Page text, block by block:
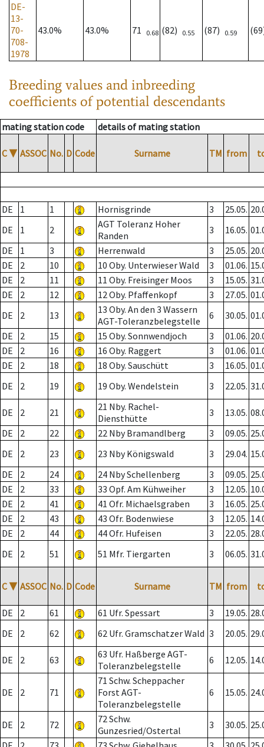
DE-
13-
70-
708-
1978
43.0% 43.0% 71 0.68 (82) 0.55 (87) 0.59
Breeding values and inbreeding
coefficients of potential descendants
mating station code details of mating station
C ▼ ASSOC No. D Code Surname TM from
DE 1 1 Hornisgrinde 3 25.05.
DE
1 2
AGT Toleranz Hoher
Randen
3 16.05.
DE
1 3 Herrenwald 3 25.05.
DE
2 10 10 Oby. Unterwieser Wald 3 01.06.
DE
2 11 11 Oby. Freisinger Moos 3 15.05.
DE
2 12 12 Oby. Pfaffenkopf 3 27.05.
DE
2 13
13 Oby. An den 3 Wassern
AGT-Toleranzbelegstelle
6 30.05.
DE
2 15 15 Oby. Sonnwendjoch 3 01.06.
DE
2 16 16 Oby. Raggert 3 01.06.
DE
2 18 18 Oby. Sauschütt 3 16.05.
DE
2 19 19 Oby. Wendelstein 3 22.05.
DE 2 21
21 Nby. Rachel-
Diensthütte
3 13.05.
DE
2 22 22 Nby Bramandlberg 3 09.05.
DE
2 23 23 Nby Königswald 3 29.04.
DE
2 24 24 Nby Schellenberg 3 09.05.
DE
2 33 33 Opf. Am Kühweiher 3 12.05.
DE
2 41 41 Ofr. Michaelsgraben 3 16.05.
DE
2 43 43 Ofr. Bodenwiese 3 12.05.
DE
2 44 44 Ofr. Hufeisen 3 22.05.
DE
2 51 51 Mfr. Tiergarten 3 06.05.
C ▼ ASSOC No. D Code Surname TM from
DE 2 61 61 Ufr. Spessart 3 19.05.
DE
2 62 62 Ufr. Gramschatzer Wald 3 20.05.
DE 2 63
63 Ufr. Haßberge AGT-
Toleranzbelegstelle
6 12.05.
DE 2 71
71 Schw. Scheppacher
Forst AGT-
Toleranzbelegstelle
6 15.05.
DE 2 72
72 Schw.
Gunzesried/Ostertal
3 30.05.